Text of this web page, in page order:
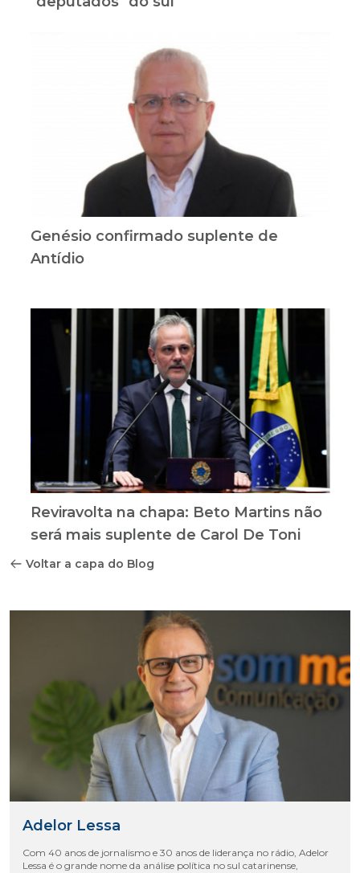
Genésio confirmado suplente de
Antídio
Reviravolta na chapa: Beto Martins não
será mais suplente de Carol De Toni
Voltar a capa do Blog
Adelor Lessa
Com 40 anos de jornalismo e 30 anos de liderança no rádio, Adelor
Lessa é o grande nome da análise política no sul catarinense,